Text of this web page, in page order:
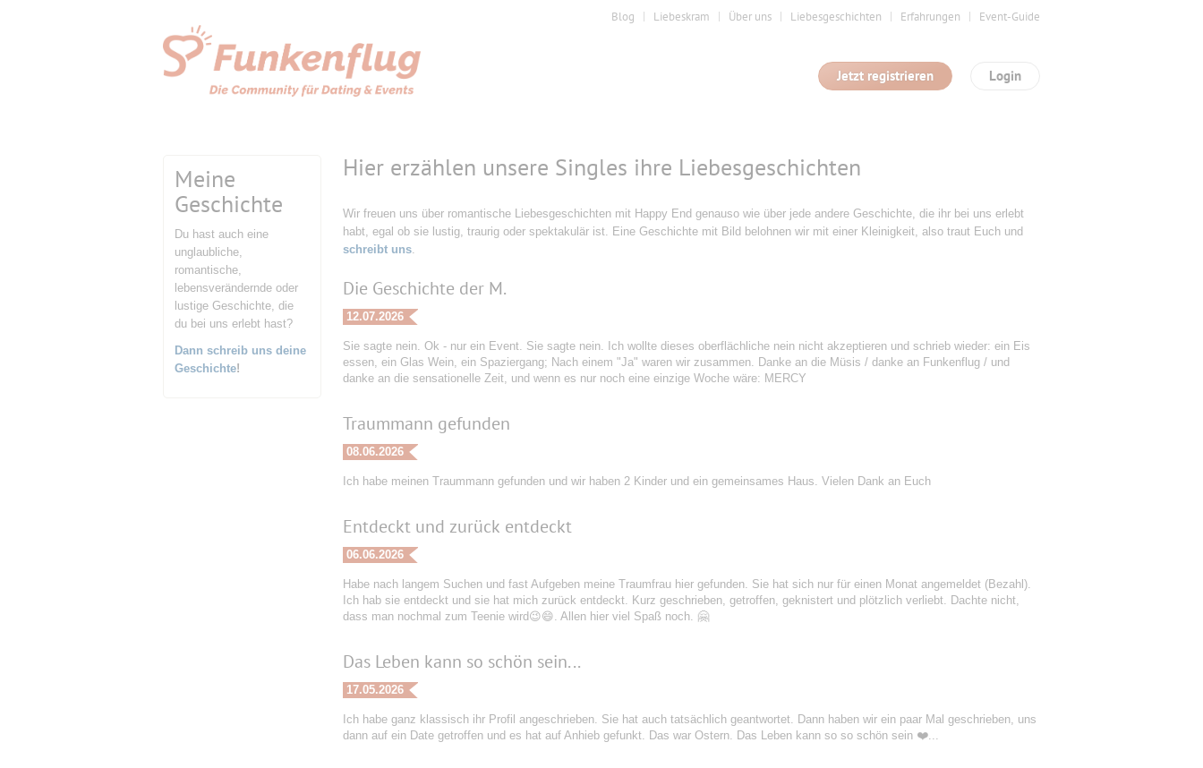
Blog Liebeskram Über uns Liebesgeschichten Erfahrungen Event-Guide
Login
Jetzt registrieren
Meine
Geschichte
Du hast auch eine
unglaubliche,
romantische,
lebensverändernde oder
lustige Geschichte, die
du bei uns erlebt hast?
Dann schreib uns deine
Geschichte!
Hier erzählen unsere Singles ihre Liebesgeschichten
Wir freuen uns über romantische Liebesgeschichten mit Happy End genauso wie über jede andere Geschichte, die ihr bei uns erlebt
habt, egal ob sie lustig, traurig oder spektakulär ist. Eine Geschichte mit Bild belohnen wir mit einer Kleinigkeit, also traut Euch und
schreibt uns.
Die Geschichte der M.
12.07.2026
Sie sagte nein. Ok - nur ein Event. Sie sagte nein. Ich wollte dieses oberflächliche nein nicht akzeptieren und schrieb wieder: ein Eis
essen, ein Glas Wein, ein Spaziergang; Nach einem "Ja" waren wir zusammen. Danke an die Müsis / danke an Funkenflug / und
danke an die sensationelle Zeit, und wenn es nur noch eine einzige Woche wäre: MERCY
Traummann gefunden
08.06.2026
Ich habe meinen Traummann gefunden und wir haben 2 Kinder und ein gemeinsames Haus. Vielen Dank an Euch
Entdeckt und zurück entdeckt
06.06.2026
Habe nach langem Suchen und fast Aufgeben meine Traumfrau hier gefunden. Sie hat sich nur für einen Monat angemeldet (Bezahl).
Ich hab sie entdeckt und sie hat mich zurück entdeckt. Kurz geschrieben, getroffen, geknistert und plötzlich verliebt. Dachte nicht,
dass man nochmal zum Teenie wird😉😄. Allen hier viel Spaß noch. 🤗
Das Leben kann so schön sein...
17.05.2026
Ich habe ganz klassisch ihr Profil angeschrieben. Sie hat auch tatsächlich geantwortet. Dann haben wir ein paar Mal geschrieben, uns
dann auf ein Date getroffen und es hat auf Anhieb gefunkt. Das war Ostern. Das Leben kann so so schön sein ❤️...